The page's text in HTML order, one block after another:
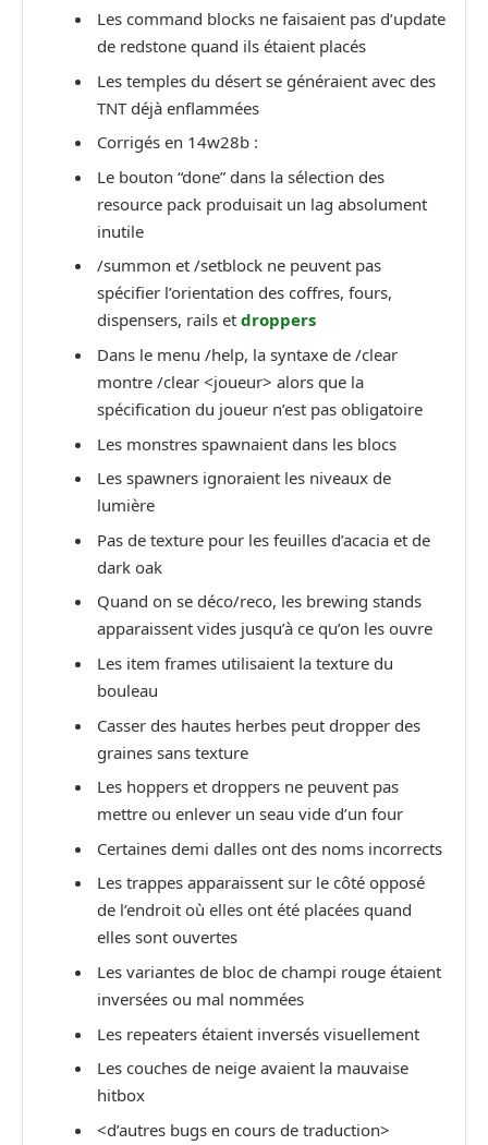
Les command blocks ne faisaient pas d’update
de redstone quand ils étaient placés
Les temples du désert se généraient avec des
TNT déjà enflammées
Corrigés en 14w28b :
Le bouton “done” dans la sélection des
resource pack produisait un lag absolument
inutile
/summon et /setblock ne peuvent pas
spécifier l’orientation des coffres, fours,
dispensers, rails et droppers
Dans le menu /help, la syntaxe de /clear
montre /clear <joueur> alors que la
spécification du joueur n’est pas obligatoire
Les monstres spawnaient dans les blocs
Les spawners ignoraient les niveaux de
lumière
Pas de texture pour les feuilles d’acacia et de
dark oak
Quand on se déco/reco, les brewing stands
apparaissent vides jusqu’à ce qu’on les ouvre
Les item frames utilisaient la texture du
bouleau
Casser des hautes herbes peut dropper des
graines sans texture
Les hoppers et droppers ne peuvent pas
mettre ou enlever un seau vide d’un four
Certaines demi dalles ont des noms incorrects
Les trappes apparaissent sur le côté opposé
de l’endroit où elles ont été placées quand
elles sont ouvertes
Les variantes de bloc de champi rouge étaient
inversées ou mal nommées
Les repeaters étaient inversés visuellement
Les couches de neige avaient la mauvaise
hitbox
<d’autres bugs en cours de traduction>